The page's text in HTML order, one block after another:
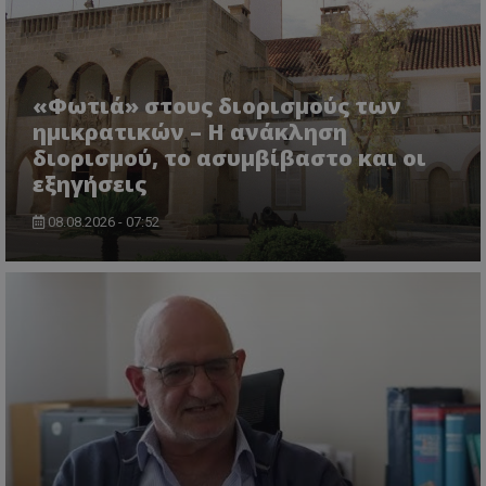
«Φωτιά» στους διορισμούς των
ημικρατικών – Η ανάκληση
διορισμού, το ασυμβίβαστο και οι
εξηγήσεις
08.08.2026 - 07:52
ASP.NET_SessionId
Microsoft Corporation
VISITOR_PRIVACY_METADATA YouTube